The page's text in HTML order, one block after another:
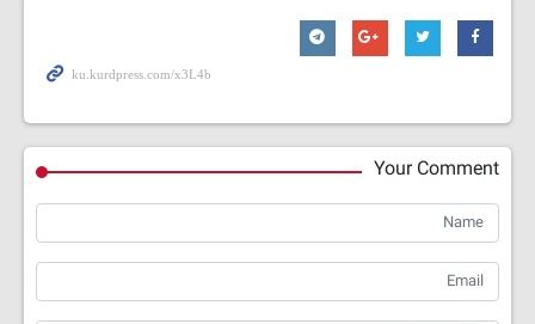
Your Comment